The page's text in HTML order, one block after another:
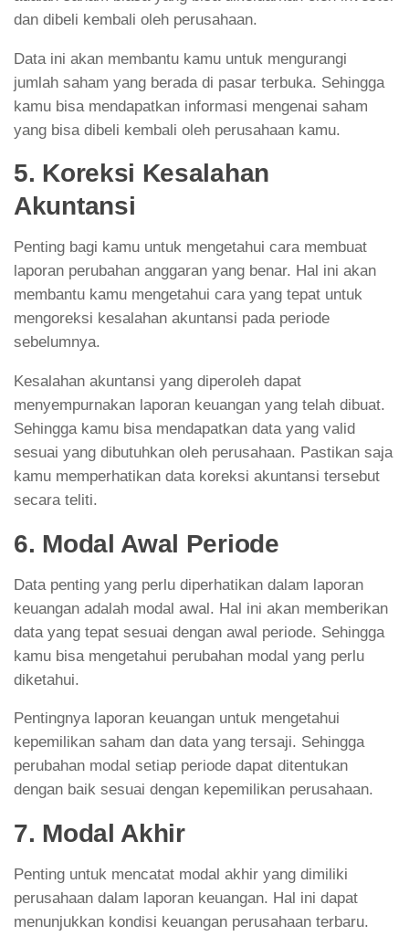
dan dibeli kembali oleh perusahaan.
Data ini akan membantu kamu untuk mengurangi
jumlah saham yang berada di pasar terbuka. Sehingga
kamu bisa mendapatkan informasi mengenai saham
yang bisa dibeli kembali oleh perusahaan kamu.
5. Koreksi Kesalahan
Akuntansi
Penting bagi kamu untuk mengetahui cara membuat
laporan perubahan anggaran yang benar. Hal ini akan
membantu kamu mengetahui cara yang tepat untuk
mengoreksi kesalahan akuntansi pada periode
sebelumnya.
Kesalahan akuntansi yang diperoleh dapat
menyempurnakan laporan keuangan yang telah dibuat.
Sehingga kamu bisa mendapatkan data yang valid
sesuai yang dibutuhkan oleh perusahaan. Pastikan saja
kamu memperhatikan data koreksi akuntansi tersebut
secara teliti.
6. Modal Awal Periode
Data penting yang perlu diperhatikan dalam laporan
keuangan adalah modal awal. Hal ini akan memberikan
data yang tepat sesuai dengan awal periode. Sehingga
kamu bisa mengetahui perubahan modal yang perlu
diketahui.
Pentingnya laporan keuangan untuk mengetahui
kepemilikan saham dan data yang tersaji. Sehingga
perubahan modal setiap periode dapat ditentukan
dengan baik sesuai dengan kepemilikan perusahaan.
7. Modal Akhir
Penting untuk mencatat modal akhir yang dimiliki
perusahaan dalam laporan keuangan. Hal ini dapat
menunjukkan kondisi keuangan perusahaan terbaru.